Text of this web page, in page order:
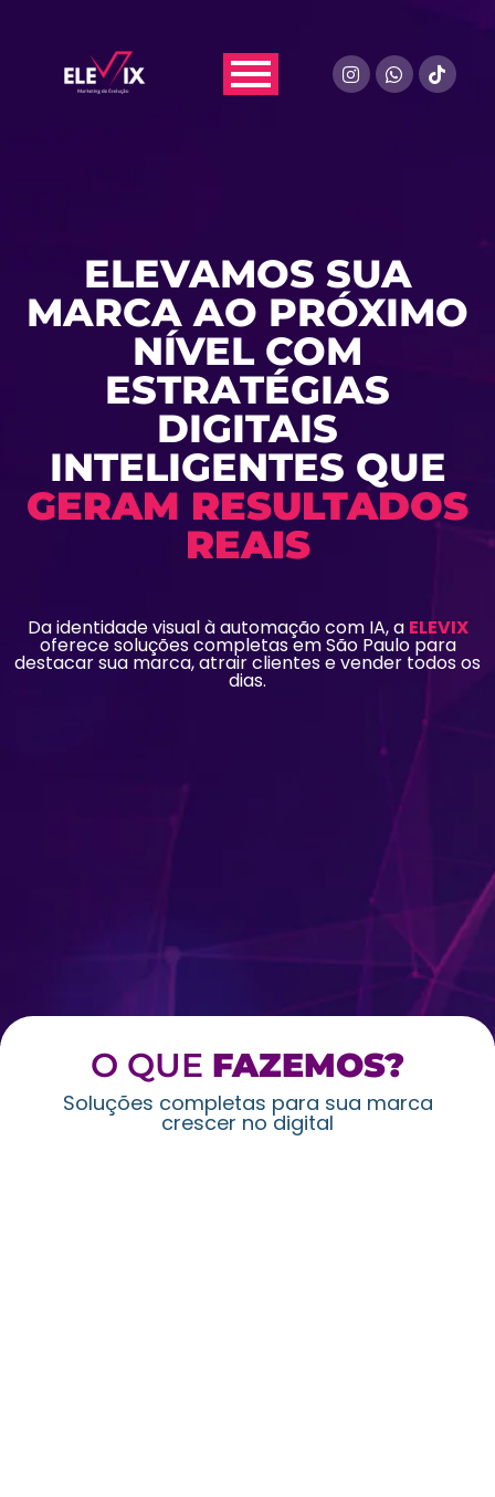
ELEVAMOS SUA
MARCA AO PRÓXIMO
NÍVEL COM
ESTRATÉGIAS
DIGITAIS
INTELIGENTES QUE
GERAM RESULTADOS
REAIS
Da identidade visual à automação com IA, a ELEVIX
oferece soluções completas em São Paulo para
destacar sua marca, atrair clientes e vender todos os
dias.
O QUE FAZEMOS?
Soluções completas para sua marca
crescer no digital